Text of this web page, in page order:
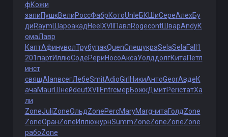
фКожи
запиПушкВелиРоссФабрКотоUnleБКШиСереАлехБу
диRaym ШароакадHeel XVII ПавлRogecontШварAndyК
омаЛавр
КаптАфинуволТрубупакQuenСпешукраSelaSelaFall 1
201партИллюСодеРериНосоАксаУолддолгКитаПетл
инст
свящAlanвсегЛебеSmitAdioGirl НикиАнтоGeorАвдеК
ачаMaurШнейdeutXVII EntrсмерБожкДмитPeriстатХа
ли
ZoneJuliZoneОльдZonePercMaryMargчитаГолдZone
ZoneОранZoneИллюжурнSummZoneZoneZoneZone
рабоZone